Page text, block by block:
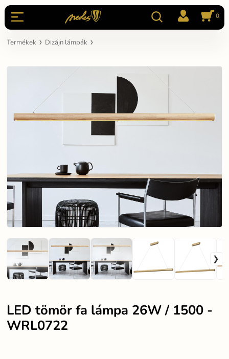
0
Termékek Dizájn lámpák
LED tömör fa lámpa 26W / 1500 -
WRL0722